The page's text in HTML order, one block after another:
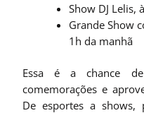
Show DJ Lelis,
Grande Show
1h da manhã
Essa é a chance
comemorações e
De esportes a shows,